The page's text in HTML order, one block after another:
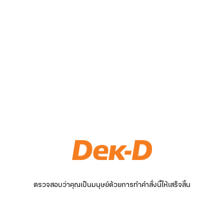
ตรวจสอบว่าคุณเป็นมนุษย์ด้วยการทำคำสั่งนี้ให้เสร็จสิ้น